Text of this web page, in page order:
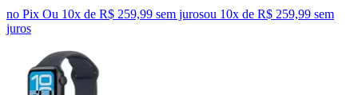
no Pix Ou 10x de R$ 259,99 sem jurosou 10x de R$ 259,99 sem
juros